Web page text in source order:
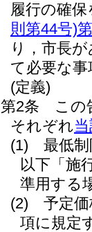
履行の確
則第44号)
り，市長
て必要な
(定義)
第2条
この
それぞれ
(1)
最低
以下「施
準用する
(2)
予定
項に規定